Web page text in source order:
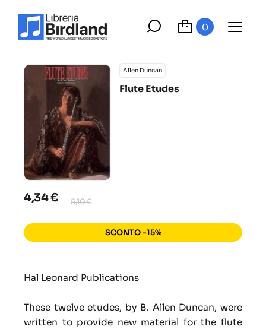
0
Allen Duncan
Flute Etudes
4,34 € 5,10 €
SCONTO -15%
Hal Leonard Publications
These twelve etudes, by B. Allen Duncan, were
written to provide new material for the flute